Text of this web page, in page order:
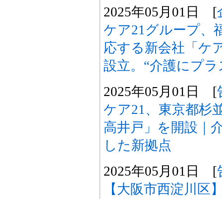
2025年05月01日 [
ケア21グループ、
応する新会社「ケ
設立。“介護にプ
2025年05月01日 [
ケア21、東京都杉
高井戸」を開設｜
した新拠点
2025年05月01日 [
【大阪市西淀川区